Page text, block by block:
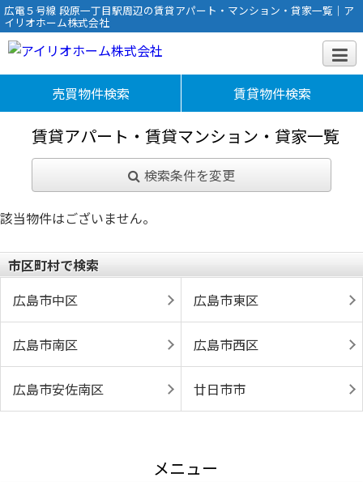
広電５号線 段原一丁目駅周辺の賃貸アパート・マンション・貸家一覧｜ア
イリオホーム株式会社
売買物件検索 賃貸物件検索
賃貸アパート・賃貸マンション・貸家一覧
検索条件を変更
該当物件はございません。
市区町村で検索
広島市中区
広島市東区
広島市南区 広島市西区
広島市安佐南区 廿日市市
メニュー